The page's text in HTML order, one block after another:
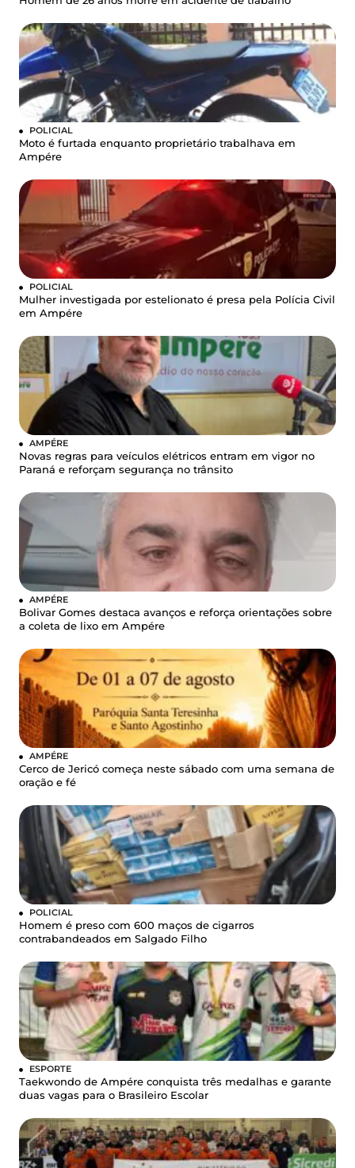
POLICIAL
Moto é furtada enquanto proprietário trabalhava em
Ampére
POLICIAL
Mulher investigada por estelionato é presa pela Polícia Civil
em Ampére
AMPÉRE
Novas regras para veículos elétricos entram em vigor no
Paraná e reforçam segurança no trânsito
AMPÉRE
Bolivar Gomes destaca avanços e reforça orientações sobre
a coleta de lixo em Ampére
AMPÉRE
Cerco de Jericó começa neste sábado com uma semana de
oração e fé
POLICIAL
Homem é preso com 600 maços de cigarros
contrabandeados em Salgado Filho
ESPORTE
Taekwondo de Ampére conquista três medalhas e garante
duas vagas para o Brasileiro Escolar